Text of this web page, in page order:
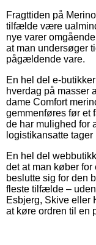
Fragttiden på
tilfælde være
nye varer
at man undersøger
pågældende vare.
En hel del e-
hverdag på masser
dame Comfort
gemmenføres før et
de har mulighed for
logistikansatte tager
En hel del
det at man køber
beslutte sig for den
fleste tilfælde –
Esbjerg, Skive eller
at køre ordren til en